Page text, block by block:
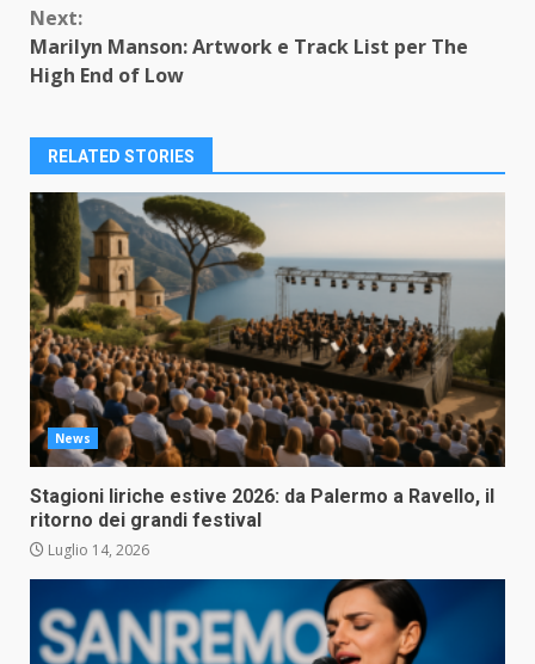
Next:
Marilyn Manson: Artwork e Track List per The
High End of Low
RELATED STORIES
News
Stagioni liriche estive 2026: da Palermo a Ravello, il
ritorno dei grandi festival
Luglio 14, 2026